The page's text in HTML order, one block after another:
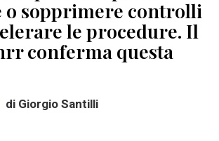
sopprimere controlli
le procedure. Il
conferma questa
di Giorgio Santilli